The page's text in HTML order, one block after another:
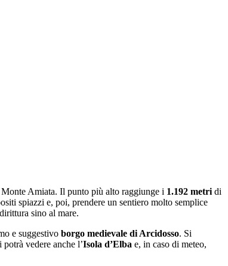
Amiata. Il punto più alto raggiunge i 1.192 metri di
spiazzi e, poi, prendere un sentiero molto semplice
sino al mare.
e suggestivo borgo medievale di Arcidosso. Si
vedere anche l’Isola d’Elba e, in caso di meteo,